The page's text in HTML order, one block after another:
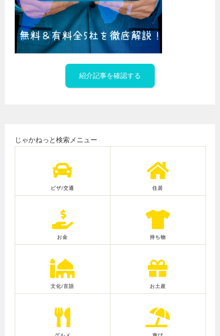
紹介記事を確認する
じゃかねっと検索メニュー
ビザ/交通 住居
お金 持ち物
文化/言語 お土産